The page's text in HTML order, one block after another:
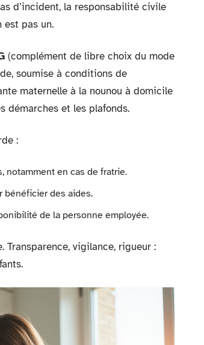
d’incident, la responsabilité civile
est pas un.
(complément de libre choix du mode
soumise à conditions de
maternelle à la nounou à domicile
démarches et les plafonds.
:
notamment en cas de fratrie.
bénéficier des aides.
de la personne employée.
Transparence, vigilance, rigueur :